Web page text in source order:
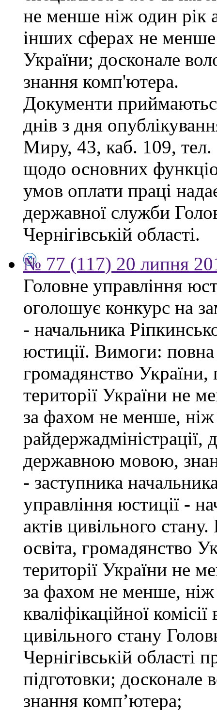
не менше ніж один рік
інших сферах не
України; досконале
знання комп'ютера.
Документи
днів з дня
Миру, 43, каб. 109, тел.
щодо основних
умов оплати праці
державної служби
Чернігівській області.
№ 77 (117) 20 липня
Головне управління
оголошує конкурс на
- начальника
юстиції. Вимоги:
громадянство
території України не
за фахом не менше,
райдержадміністрації,
державною мовою,
- заступника
управління юстиції -
актів цивільного
освіта, громадянство
території України не
за фахом не менше, ніж
кваліфікаційної комісії
цивільного стану
Чернігівській області
підготовки;
знання комп’ютера;